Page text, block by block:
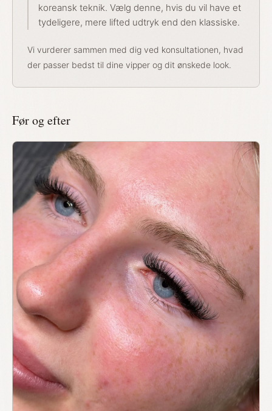
koreansk teknik. Vælg denne, hvis du vil have et
tydeligere, mere lifted udtryk end den klassiske.
Vi vurderer sammen med dig ved konsultationen, hvad
der passer bedst til dine vipper og dit ønskede look.
Før og efter